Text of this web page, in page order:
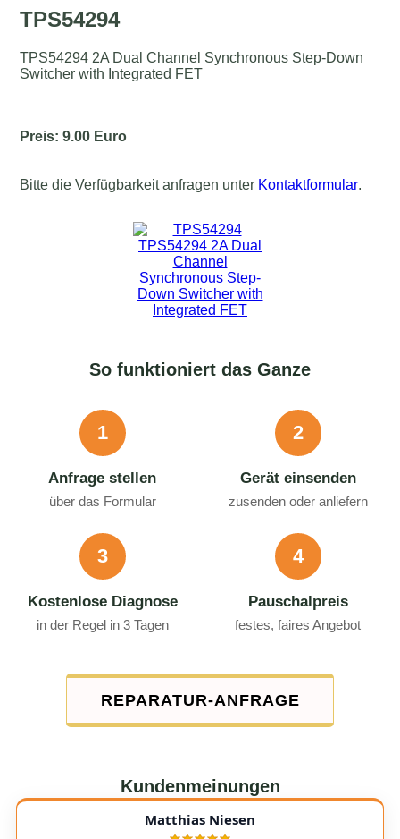
TPS54294
TPS54294 2A Dual Channel Synchronous Step-Down
Switcher with Integrated FET
Preis: 9.00 Euro
Bitte die Verfügbarkeit anfragen unter Kontaktformular.
So funktioniert das Ganze
1
Anfrage stellen
über das Formular
2
Gerät einsenden
zusenden oder anliefern
3
Kostenlose Diagnose
in der Regel in 3 Tagen
4
Pauschalpreis
festes, faires Angebot
REPARATUR-ANFRAGE
Kundenmeinungen
Matthias Niesen